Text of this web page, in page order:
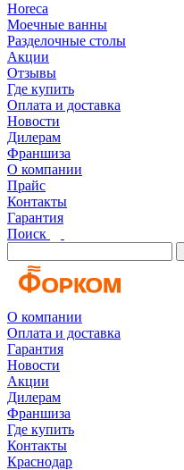
Horeca
Моечные ванны
Разделочные столы
Акции
Отзывы
Где купить
Оплата и доставка
Новости
Дилерам
Франшиза
О компании
Прайс
Контакты
Гарантия
Поиск
О компании
Оплата и доставка
Гарантия
Новости
Акции
Дилерам
Франшиза
Где купить
Контакты
Краснодар